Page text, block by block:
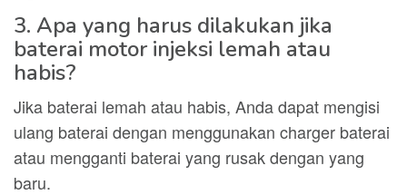
3. Apa yang harus dilakukan jika
baterai motor injeksi lemah atau
habis?
Jika baterai lemah atau habis, Anda dapat mengisi
ulang baterai dengan menggunakan charger baterai
atau mengganti baterai yang rusak dengan yang
baru.